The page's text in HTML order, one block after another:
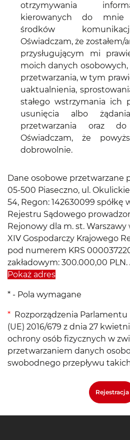
otrzymywania
kierowanych do mnie
środków
Oświadczam, że
przysługującym mi
moich danych
przetwarzania, w tym
uaktualnienia,
stałego wstrzymania ich
usunięcia albo
przetwarzania oraz
Oświadczam, że
dobrowolnie.
Dane osobowe przetwarzane
05-500 Piaseczno, ul.
54, Regon: 142630099 spółkę
Rejestru Sądowego
Rejonowy dla m. st. Warszawy
XIV Gospodarczy Krajowego
pod numerem KRS
zakładowym: 300.000,00
Pokaż adres
* - Pola wymagane
* Rozporządzenia
(UE) 2016/679 z dnia 27
ochrony osób fizycznych w
przetwarzaniem danych
swobodnego przepływu
Rejestracja